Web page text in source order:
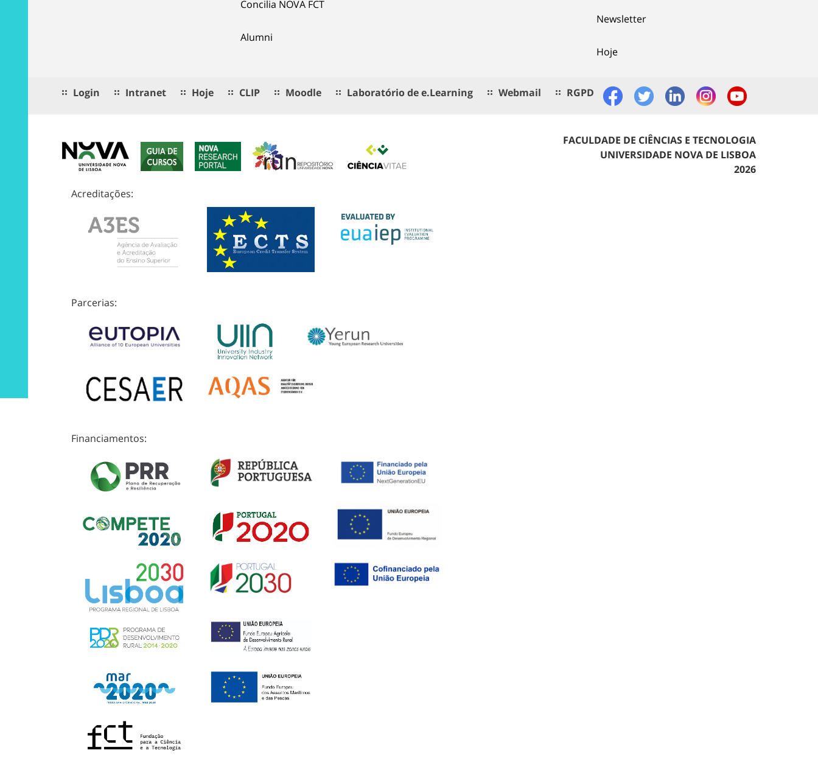
Concilia NOVA FCT
Alumni
Newsletter
Hoje
Login Intranet Hoje CLIP Moodle Laboratório de e.Learning Webmail RGPD
Acreditações:
Parcerias:
Financiamentos:
FACULDADE DE CIÊNCIAS E TECNOLOGIA
UNIVERSIDADE NOVA DE LISBOA
2026